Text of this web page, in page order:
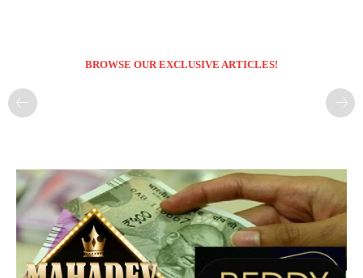
BROWSE OUR EXCLUSIVE ARTICLES!